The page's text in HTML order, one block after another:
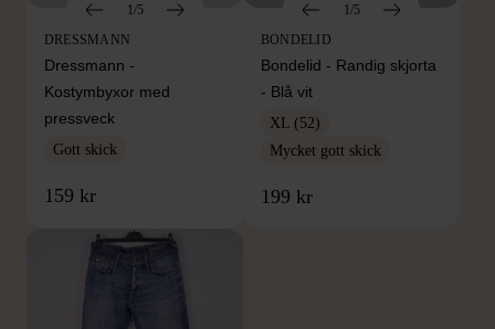
1/5
DRESSMANN
Dressmann -
Kostymbyxor med
pressveck
Gott skick
159 kr
1/5
BONDELID
Bondelid - Randig skjorta
- Blå vit
XL (52)
Mycket gott skick
199 kr